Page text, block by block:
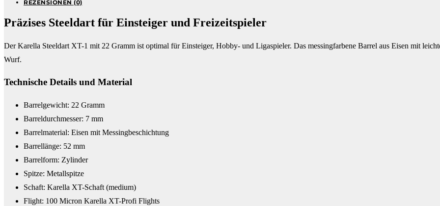
REZENSIONEN (0)
Präzises Steeldart für Einsteiger und Freizeitspieler
Der Karella Steeldart XT-1 mit 22 Gramm ist optimal für Einsteiger, Hobby- und Ligaspieler. Das messingfarbene Barrel aus Eisen mit
Wurf.
Technische Details und Material
Barrelgewicht: 22 Gramm
Barreldurchmesser: 7 mm
Barrelmaterial: Eisen mit Messingbeschichtung
Barrellänge: 52 mm
Barrelform: Zylinder
Spitze: Metallspitze
Schaft: Karella XT-Schaft (medium)
Flight: 100 Micron Karella XT-Profi Flights